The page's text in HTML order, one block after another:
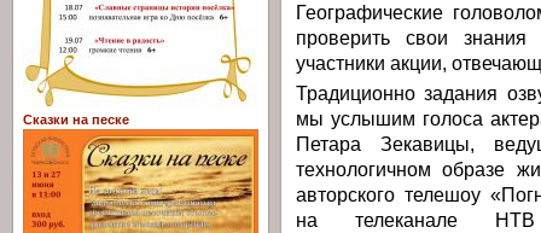
Географические
проверить свои
участники акции,
Традиционно задания
мы услышим голоса
Петара Зекавицы,
технологичном образе
авторского телешоу
на телеканале
Сказки на песке